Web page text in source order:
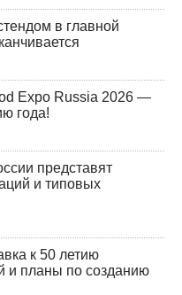
в главной
Expo Russia 2026 —
года!
представят
и типовых
к 50 летию
и планы по созданию